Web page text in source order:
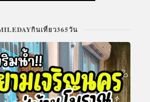
กินเที่ยว365วัน